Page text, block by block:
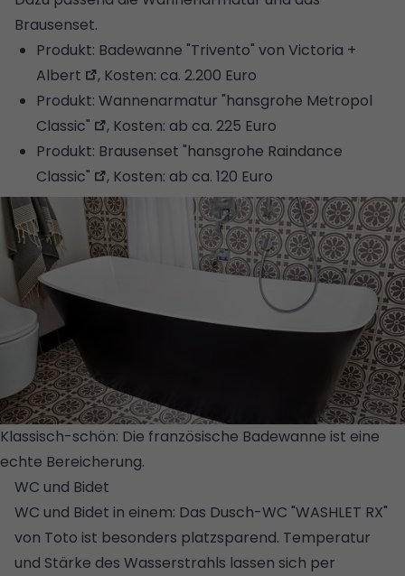
Brausenset.
Produkt: Badewanne "Trivento" von Victoria +
Albert
, Kosten: ca. 2.200 Euro
Produkt: Wannenarmatur "hansgrohe Metropol
Classic"
, Kosten: ab ca. 225 Euro
Produkt: Brausenset "hansgrohe Rain­dance
Classic"
, Kosten: ab ca. 120 Euro
Klassisch-schön: Die französische Badewanne ist eine
echte Bereicherung.
WC und Bidet
WC und Bidet in einem: Das Dusch-WC "WASHLET RX"
von Toto ist besonders platzsparend. Temperatur
und Stärke des Wasserstrahls lassen sich per